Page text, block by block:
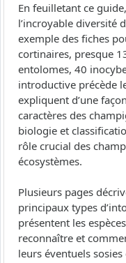
En feuilletant ce
l’incroyable diversité
exemple des fiches
cortinaires, presque
entolomes, 40
introductive précède
expliquent d’une
caractères des
biologie et
rôle crucial des
écosystèmes.
Plusieurs pages
principaux types
présentent les
reconnaître et
leurs éventuels